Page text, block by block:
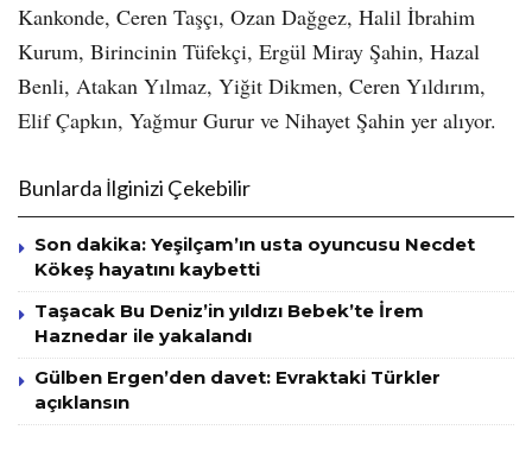
Kankonde, Ceren Taşçı, Ozan Dağgez, Halil İbrahim
Kurum, Birincinin Tüfekçi, Ergül Miray Şahin, Hazal
Benli, Atakan Yılmaz, Yiğit Dikmen, Ceren Yıldırım,
Elif Çapkın, Yağmur Gurur ve Nihayet Şahin yer alıyor.
Bunlarda İlginizi Çekebilir
Son dakika: Yeşilçam’ın usta oyuncusu Necdet
Kökeş hayatını kaybetti
Taşacak Bu Deniz’in yıldızı Bebek’te İrem
Haznedar ile yakalandı
Gülben Ergen’den davet: Evraktaki Türkler
açıklansın